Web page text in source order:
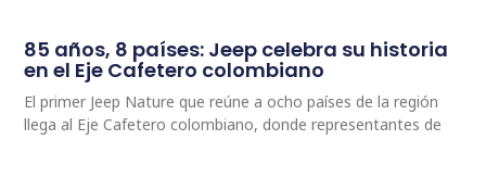
85 años, 8 países: Jeep celebra su historia
en el Eje Cafetero colombiano
El primer Jeep Nature que reúne a ocho países de la región
llega al Eje Cafetero colombiano, donde representantes de